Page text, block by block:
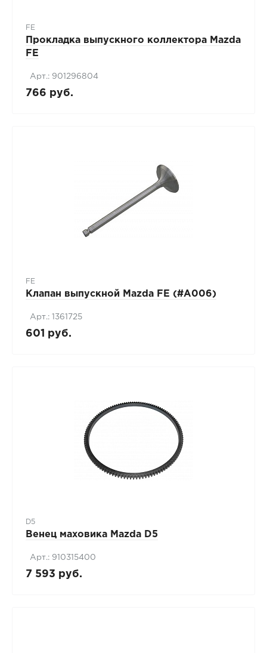
FE
Прокладка выпускного коллектора Mazda
FE
Арт.: 901296804
766 руб.
FE
Клапан выпускной Mazda FE (#A006)
Арт.: 1361725
601 руб.
D5
Венец маховика Mazda D5
Арт.: 910315400
7 593 руб.